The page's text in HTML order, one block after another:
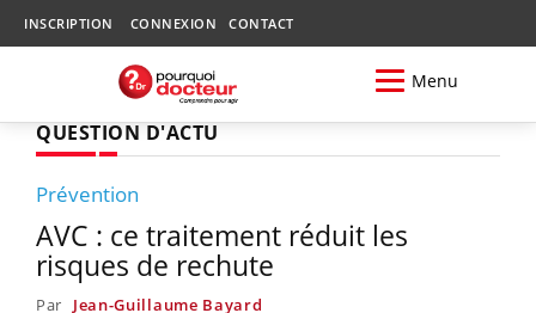
INSCRIPTION CONNEXION CONTACT
Menu
QUESTION D'ACTU
Prévention
AVC : ce traitement réduit les
risques de rechute
Par Jean-Guillaume Bayard